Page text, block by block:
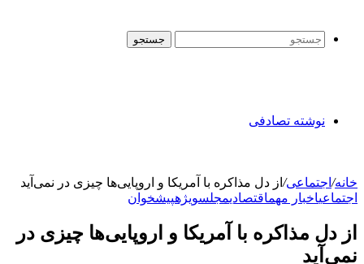
جستجو
نوشته تصادفی
خانه/ اجتماعی/ از دل مذاکره با آمریکا و اروپایی‌ها چیزی در نمی‌آید
اجتماعیاخبار مهماقتصادیمجلسویژهپیشخوان
از دل مذاکره با آمریکا و اروپایی‌ها چیزی در
نمی‌آید